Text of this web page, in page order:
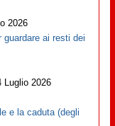
2026
guardare ai resti dei
Luglio 2026
e la caduta (degli